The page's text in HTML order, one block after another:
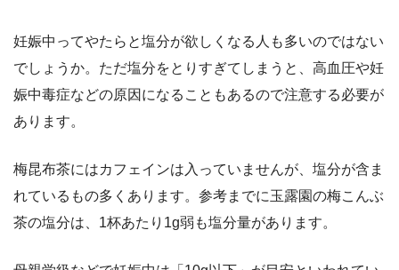
妊娠中ってやたらと塩分が欲しくなる人も多いのではない
でしょうか。ただ塩分をとりすぎてしまうと、高血圧や妊
娠中毒症などの原因になることもあるので注意する必要が
あります。
梅昆布茶にはカフェインは入っていませんが、塩分が含ま
れているもの多くあります。参考までに玉露園の梅こんぶ
茶の塩分は、1杯あたり1g弱も塩分量があります。